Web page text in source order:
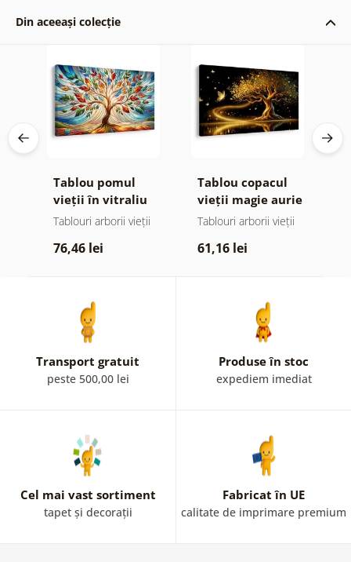
Din aceeași colecție
Tablou pomul
vieții în vitraliu
colorat
Tablouri arborii vieții
76,46 lei
Tablou copacul
vieții magie aurie
Tablouri arborii vieții
61,16 lei
Transport gratuit
peste 500,00 lei
Produse în stoc
expediem imediat
Cel mai vast sortiment
tapet și decorații
Fabricat în UE
calitate de imprimare premium